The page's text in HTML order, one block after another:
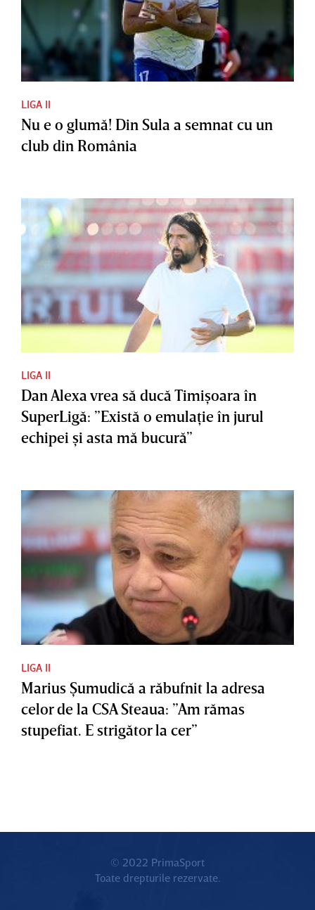
LIGA II
Nu e o glumă! Din Sula a semnat cu un
club din România
LIGA II
Dan Alexa vrea să ducă Timişoara în
SuperLigă: ”Există o emulaţie în jurul
echipei şi asta mă bucură”
LIGA II
Marius Şumudică a răbufnit la adresa
celor de la CSA Steaua: ”Am rămas
stupefiat. E strigător la cer”
© 2022 PrimaSport
Toate drepturile rezervate.